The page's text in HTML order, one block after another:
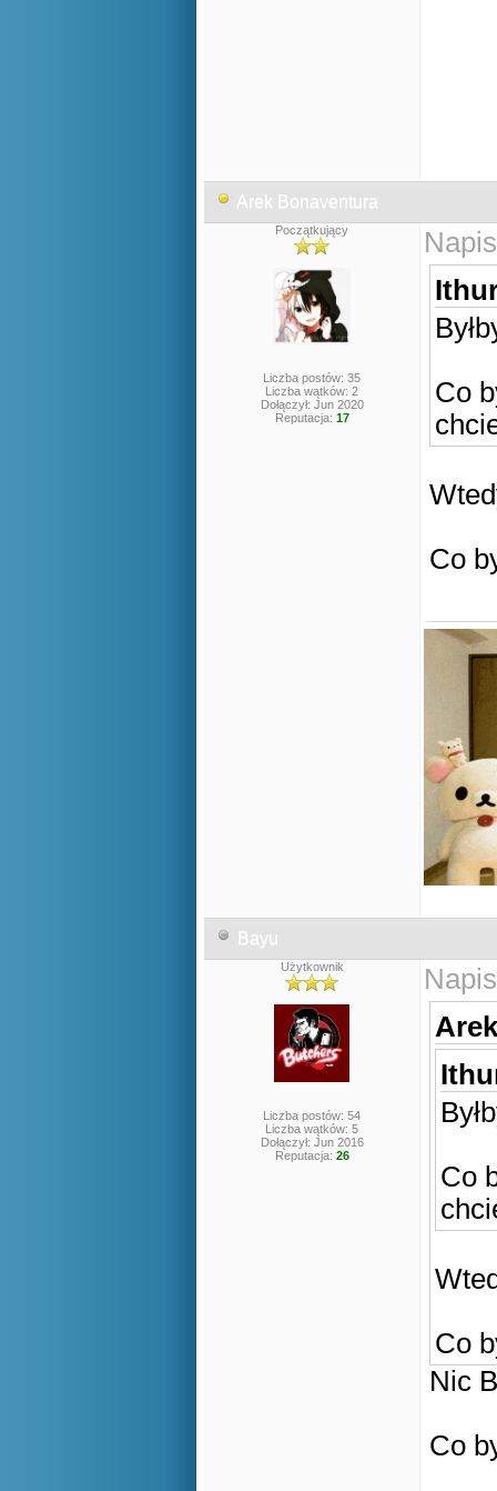
Arek Bonaventura
Początkujący
Liczba postów: 35
Liczba wątków: 2
Dołączył: Jun 2020
Reputacja: 17
Co
Co
Bayu
Użytkownik
Liczba postów: 54
Liczba wątków: 5
Dołączył: Jun 2016
Reputacja: 26
Co
Co
Nic
Co